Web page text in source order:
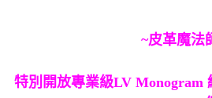
~皮革魔法
特別開放專業級LV Monogram